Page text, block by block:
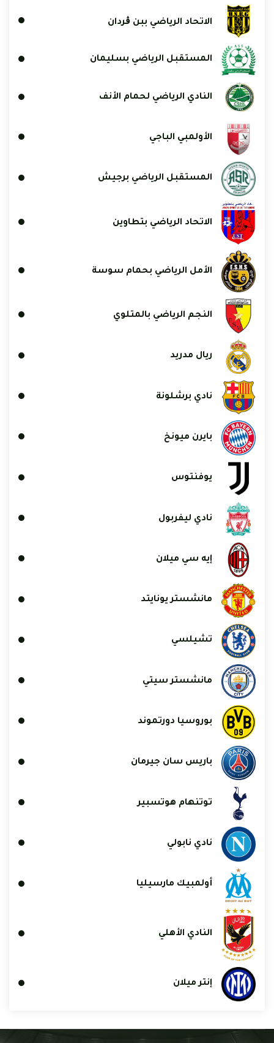
الاتحاد الرياضي ببن ڨردان
المستقبل الرياضي بسليمان
النادي الرياضي لحمام الأنف
الأولمبي الباجي
المستقبل الرياضي برجيش
الاتحاد الرياضي بتطاوين
الأمل الرياضي بحمام سوسة
النجم الرياضي بالمتلوي
ريال مدريد
نادي برشلونة
بايرن ميونخ
يوفنتوس
نادي ليفربول
إيه سي ميلان
مانشستر يونايتد
تشيلسي
مانشستر سيتي
بوروسيا دورتموند
باريس سان جيرمان
توتنهام هوتسبير
نادي نابولي
أولمبيك مارسيليا
النادي الأهلي
إنتر ميلان